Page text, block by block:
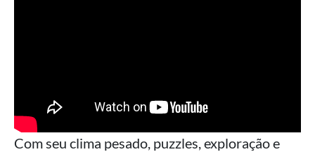
Com seu clima pesado, puzzles, exploração e